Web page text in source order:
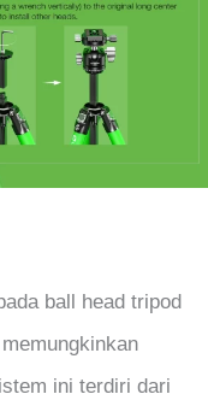
ball head tripod
ini terdiri dari